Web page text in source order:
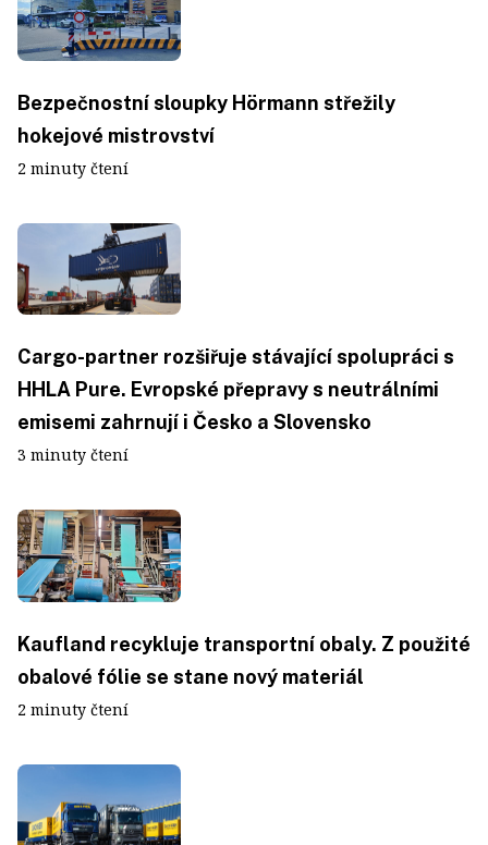
Bezpečnostní sloupky Hörmann střežily
hokejové mistrovství
2 minuty čtení
Cargo-partner rozšiřuje stávající spolupráci s
HHLA Pure. Evropské přepravy s neutrálními
emisemi zahrnují i Česko a Slovensko
3 minuty čtení
Kaufland recykluje transportní obaly. Z použité
obalové fólie se stane nový materiál
2 minuty čtení